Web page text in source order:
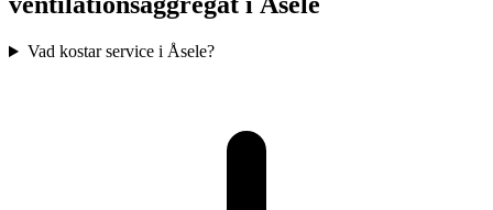
Vad kostar service i Åsele?